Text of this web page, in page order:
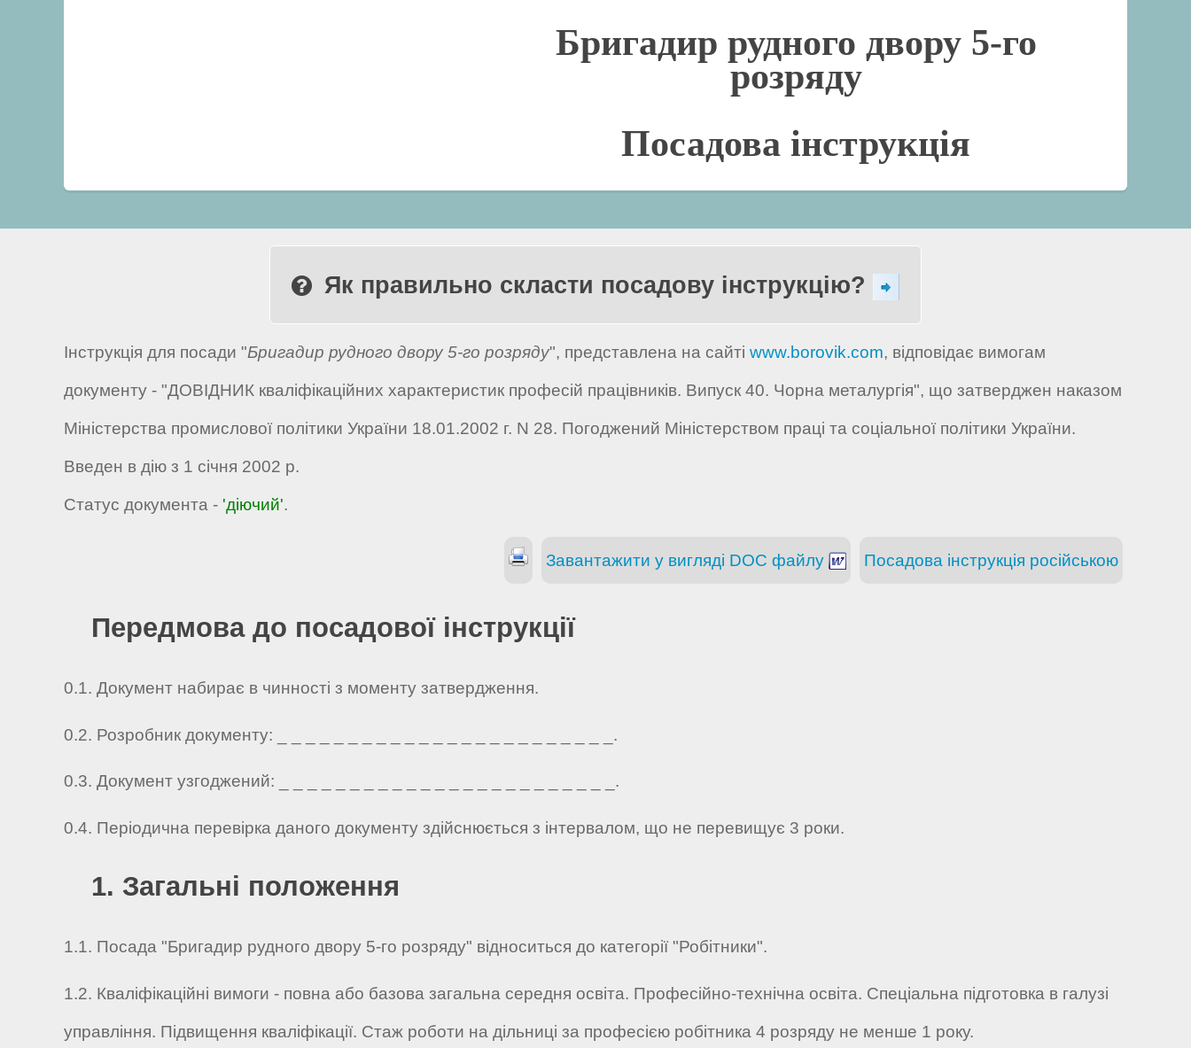
Бригадир рудного двору 5-го
розряду
Посадова інструкція
Як правильно скласти посадову інструкцію?
Інструкція для посади "Бригадир рудного двору 5-го розряду", представлена на сайті www.borovik.com, відповідає вимогам
документу - "ДОВІДНИК кваліфікаційних характеристик професій працівників. Випуск 40. Чорна металургія", що затверджен наказом
Міністерства промислової політики України 18.01.2002 г. N 28. Погоджений Міністерством праці та соціальної політики України.
Введен в дію з 1 січня 2002 р.
Статус документа - 'діючий'.
Посадова інструкція російською
Завантажити у вигляді DOC файлу
Передмова до посадової інструкції
0.1. Документ набирає в чинності з моменту затвердження.
0.2. Розробник документу: _ _ _ _ _ _ _ _ _ _ _ _ _ _ _ _ _ _ _ _ _ _ _ _.
0.3. Документ узгоджений: _ _ _ _ _ _ _ _ _ _ _ _ _ _ _ _ _ _ _ _ _ _ _ _.
0.4. Періодична перевірка даного документу здійснюється з інтервалом, що не перевищує 3 роки.
1. Загальні положення
1.1. Посада "Бригадир рудного двору 5-го розряду" відноситься до категорії "Робітники".
1.2. Кваліфікаційні вимоги - повна або базова загальна середня освіта. Професійно-технічна освіта. Спеціальна підготовка в галузі
управління. Підвищення кваліфікації. Стаж роботи на дільниці за професією робітника 4 розряду не менше 1 року.